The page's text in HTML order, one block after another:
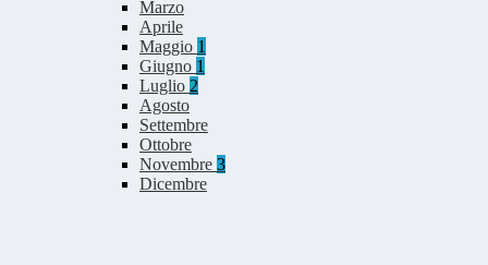
Marzo
Aprile
Maggio 1
Giugno 1
Luglio 2
Agosto
Settembre
Ottobre
Novembre 3
Dicembre